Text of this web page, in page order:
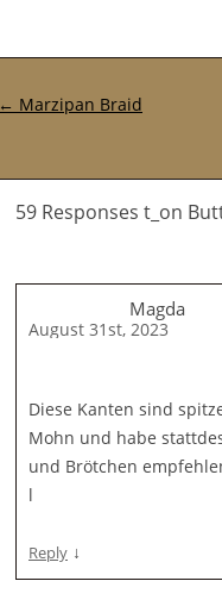
Post navigation
← Marzipan Braid
59 Responses t_on
Magda
August 31st, 2023
Diese Kanten sind
Mohn und habe
und Brötchen
l
Reply ↓